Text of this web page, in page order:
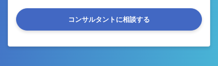
コンサルタントに相談する